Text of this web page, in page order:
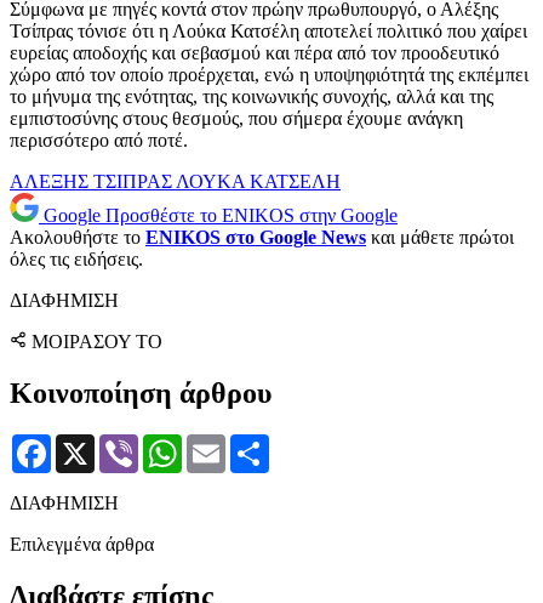
Σύμφωνα με πηγές κοντά στον πρώην πρωθυπουργό, ο Αλέξης
Τσίπρας τόνισε ότι η Λούκα Κατσέλη αποτελεί πολιτικό που χαίρει
ευρείας αποδοχής και σεβασμού και πέρα από τον προοδευτικό
χώρο από τον οποίο προέρχεται, ενώ η υποψηφιότητά της εκπέμπει
το μήνυμα της ενότητας, της κοινωνικής συνοχής, αλλά και της
εμπιστοσύνης στους θεσμούς, που σήμερα έχουμε ανάγκη
περισσότερο από ποτέ.
ΑΛΕΞΗΣ ΤΣΙΠΡΑΣ ΛΟΥΚΑ ΚΑΤΣΕΛΗ
Google Προσθέστε το ENIKOS στην Google
Ακολουθήστε το ENIKOS στο Google News και μάθετε πρώτοι
όλες τις ειδήσεις.
ΔΙΑΦΗΜΙΣΗ
ΜΟΙΡΑΣΟΥ ΤΟ
Κοινοποίηση άρθρου
Facebook
X Viber WhatsApp
Email
ΔΙΑΦΗΜΙΣΗ
Επιλεγμένα άρθρα
Διαβάστε επίσης